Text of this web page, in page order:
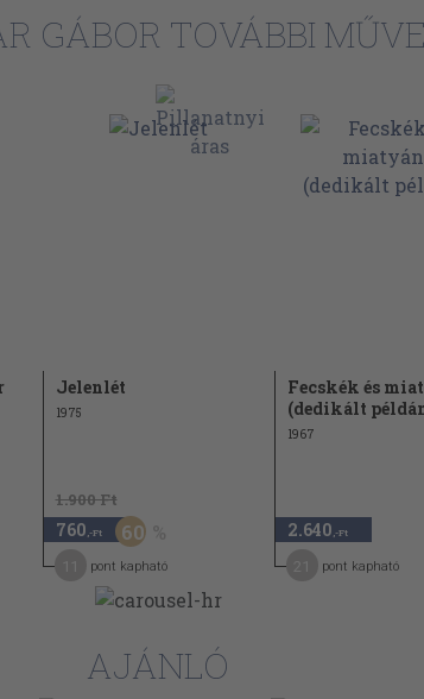
GÁBOR TOVÁBBI
Jelenlét
1975
1.900 Ft
760 ,-Ft 60
pont kapható
Fecskék és
(dedikált
1967
2.640 ,-Ft
pont kapható
AJÁNLÓ